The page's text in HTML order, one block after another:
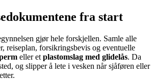
fra start
gjør hele forskjellen. Samle alle
reiseplan, forsikringsbevis og eventuelle
eller et plastomslag med glidelås. Da
og slipper å lete i vesken når sjåføren eller